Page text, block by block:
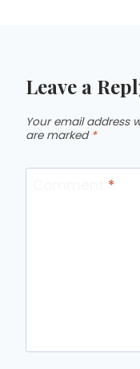
Leave a
Your email address
are marked *
*